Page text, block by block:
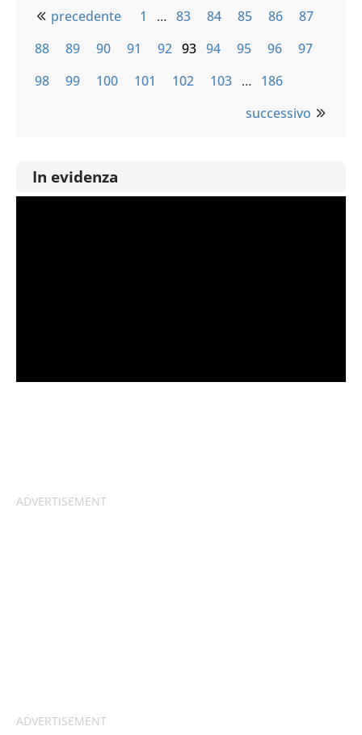
precedente 1 … 83 84 85 86
87
88
89 90 91 92 93 94 95 96
97
98
99 100 101 102 103 … 186
successivo
In evidenza